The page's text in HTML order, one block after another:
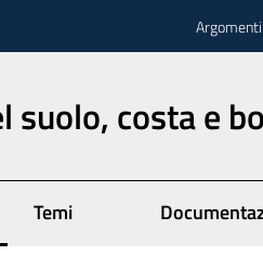
Argomenti
suolo, costa e
Temi